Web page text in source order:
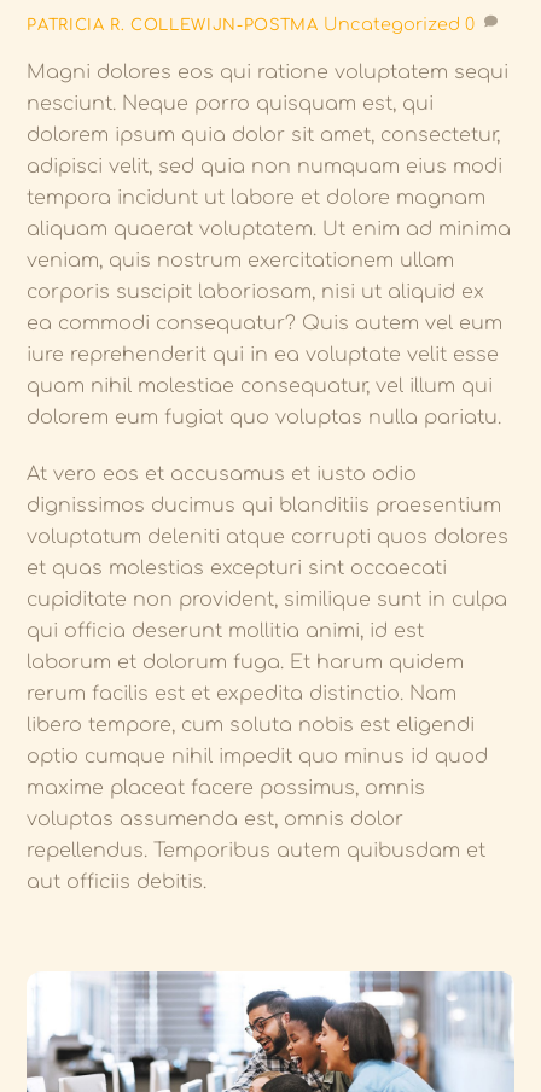
PATRICIA R. COLLEWIJN-POSTMA Uncategorized 0
Magni dolores eos qui ratione voluptatem sequi
nesciunt. Neque porro quisquam est, qui
dolorem ipsum quia dolor sit amet, consectetur,
adipisci velit, sed quia non numquam eius modi
tempora incidunt ut labore et dolore magnam
aliquam quaerat voluptatem. Ut enim ad minima
veniam, quis nostrum exercitationem ullam
corporis suscipit laboriosam, nisi ut aliquid ex
ea commodi consequatur? Quis autem vel eum
iure reprehenderit qui in ea voluptate velit esse
quam nihil molestiae consequatur, vel illum qui
dolorem eum fugiat quo voluptas nulla pariatu.
At vero eos et accusamus et iusto odio
dignissimos ducimus qui blanditiis praesentium
voluptatum deleniti atque corrupti quos dolores
et quas molestias excepturi sint occaecati
cupiditate non provident, similique sunt in culpa
qui officia deserunt mollitia animi, id est
laborum et dolorum fuga. Et harum quidem
rerum facilis est et expedita distinctio. Nam
libero tempore, cum soluta nobis est eligendi
optio cumque nihil impedit quo minus id quod
maxime placeat facere possimus, omnis
voluptas assumenda est, omnis dolor
repellendus. Temporibus autem quibusdam et
aut officiis debitis.